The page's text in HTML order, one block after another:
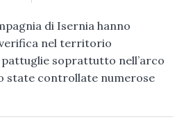
di Isernia hanno
nel territorio
soprattutto nell’arco
state controllate numerose